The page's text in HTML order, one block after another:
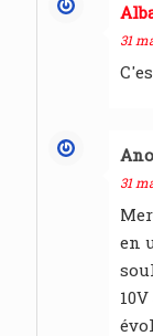
31
31
en